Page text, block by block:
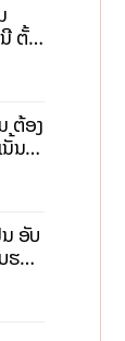
ຕັ້ງ
ງ
ຕ້ອງ
ນດຶງ
ອັບ
ອງ